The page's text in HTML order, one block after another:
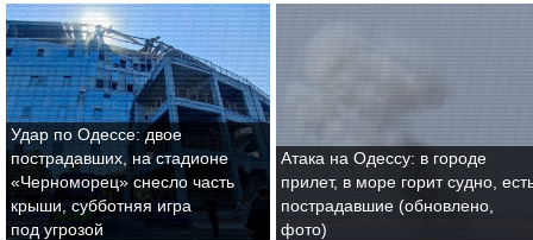
Удар по Одессе: двое
пострадавших, на стадионе
«Черноморец» снесло часть
крыши, субботняя игра
под угрозой
Атака на Одессу: в городе
прилет, в море горит судно,
пострадавшие (обновлено,
фото)